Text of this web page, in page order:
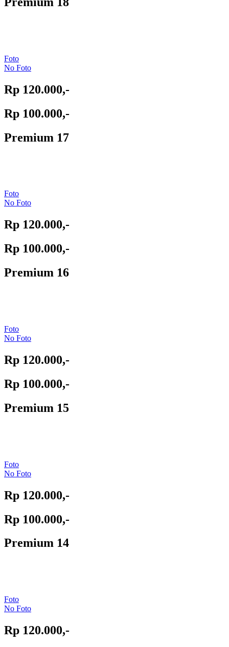
Foto
No Foto
Rp 120.000,-
Rp 100.000,-
Premium 17
Foto
No Foto
Rp 120.000,-
Rp 100.000,-
Premium 16
Foto
No Foto
Rp 120.000,-
Rp 100.000,-
Premium 15
Foto
No Foto
Rp 120.000,-
Rp 100.000,-
Premium 14
Foto
No Foto
Rp 120.000,-